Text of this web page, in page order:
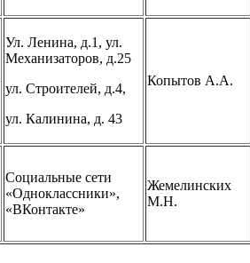
Ул. Ленина, д.1, ул.
Механизаторов, д.25
ул. Строителей, д.4,
ул. Калинина, д. 43
Копытов А.А.
Социальные сети
«Одноклассники»,
«ВКонтакте»
Жемелинских
М.Н.